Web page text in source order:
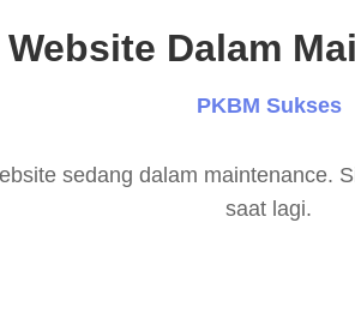
Website Dalam
PKBM Sukses
sedang dalam maintenance.
saat lagi.